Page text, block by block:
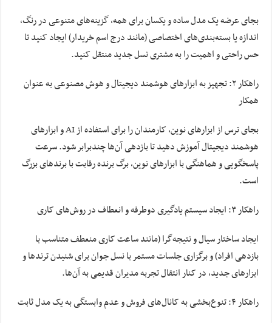
بجای عرضه یک مدل ساده و یکسان برای همه، گزینه‌های متنوعی در رنگ،
اندازه یا بسته‌بندی‌های اختصاصی (مانند درج اسم خریدار) ایجاد کنید تا
حس راحتی و اهمیت را به مشتری نسل جدید منتقل کنید.
راهکار ۲: تجهیز به ابزارهای هوشمند دیجیتال و هوش مصنوعی به عنوان
همکار
بجای ترس از ابزارهای نوین، کارمندان را برای استفاده از AI و ابزارهای
هوشمند دیجیتال آموزش دهید تا بازدهی آن‌ها چندبرابر شود. سرعت
پاسخگویی و هماهنگی با ابزارهای نوین، برگ برنده رقابت با برندهای بزرگ
است.
راهکار ۳: ایجاد سیستم یادگیری دوطرفه و انعطاف در روش‌های کاری
ایجاد ساختار سیال و نتیجه‌گرا (مانند ساعت کاری منعطف متناسب با
بازدهی افراد) و برگزاری جلسات مستمر با نسل جوان برای شنیدن ترندها و
ابزارهای جدید، در کنار انتقال تجربه مدیران قدیمی به آن‌ها.
راهکار ۴: تنوع‌بخشی به کانال‌های فروش و عدم وابستگی به یک مدل ثابت